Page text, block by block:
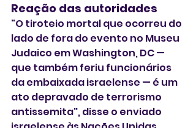
Reação das autoridades
"O tiroteio mortal que ocorreu do
lado de fora do evento no Museu
Judaico em Washington, DC —
que também feriu funcionários
da embaixada israelense — é um
ato depravado de terrorismo
antissemita", disse o enviado